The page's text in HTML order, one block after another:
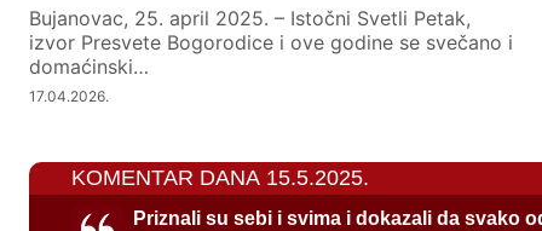
Bujanovac, 25. april 2025. – Istočni Svetli Petak,
izvor Presvete Bogorodice i ove godine se svečano i
domaćinski…
17.04.2026.
KOMENTAR DANA 15.5.2025.
Priznali su sebi i svima i dokazali da svako